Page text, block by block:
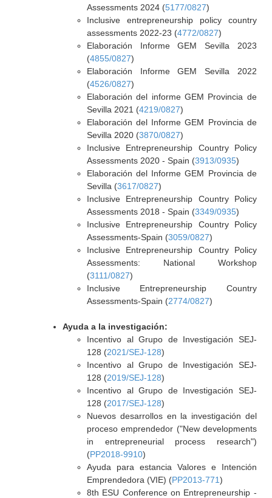
Assessments 2024 (5177/0827)
Inclusive entrepreneurship policy country
assessments 2022-23 (4772/0827)
Elaboración Informe GEM Sevilla 2023
(4855/0827)
Elaboración Informe GEM Sevilla 2022
(4526/0827)
Elaboración del informe GEM Provincia de
Sevilla 2021 (4219/0827)
Elaboración del Informe GEM Provincia de
Sevilla 2020 (3870/0827)
Inclusive Entrepreneurship Country Policy
Assessments 2020 - Spain (3913/0935)
Elaboración del Informe GEM Provincia de
Sevilla (3617/0827)
Inclusive Entrepreneurship Country Policy
Assessments 2018 - Spain (3349/0935)
Inclusive Entrepreneurship Country Policy
Assessments-Spain (3059/0827)
Inclusive Entrepreneurship Country Policy
Assessments: National Workshop
(3111/0827)
Inclusive Entrepreneurship Country
Assessments-Spain (2774/0827)
Ayuda a la investigación:
Incentivo al Grupo de Investigación SEJ-
128 (2021/SEJ-128)
Incentivo al Grupo de Investigación SEJ-
128 (2019/SEJ-128)
Incentivo al Grupo de Investigación SEJ-
128 (2017/SEJ-128)
Nuevos desarrollos en la investigación del
proceso emprendedor ("New developments
in entrepreneurial process research")
(PP2018-9910)
Ayuda para estancia Valores e Intención
Emprendedora (VIE) (PP2013-771)
8th ESU Conference on Entrepreneurship -